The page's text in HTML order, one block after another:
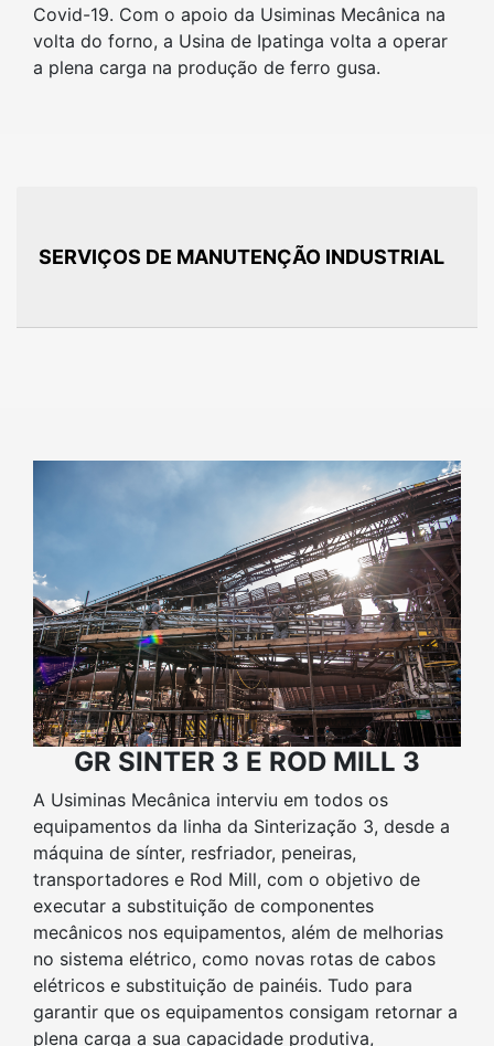
Covid-19. Com o apoio da Usiminas Mecânica na
volta do forno, a Usina de Ipatinga volta a operar
a plena carga na produção de ferro gusa.
SERVIÇOS DE MANUTENÇÃO INDUSTRIAL
GR SINTER 3 E ROD MILL 3
A Usiminas Mecânica interviu em todos os
equipamentos da linha da Sinterização 3, desde a
máquina de sínter, resfriador, peneiras,
transportadores e Rod Mill, com o objetivo de
executar a substituição de componentes
mecânicos nos equipamentos, além de melhorias
no sistema elétrico, como novas rotas de cabos
elétricos e substituição de painéis. Tudo para
garantir que os equipamentos consigam retornar a
plena carga a sua capacidade produtiva,